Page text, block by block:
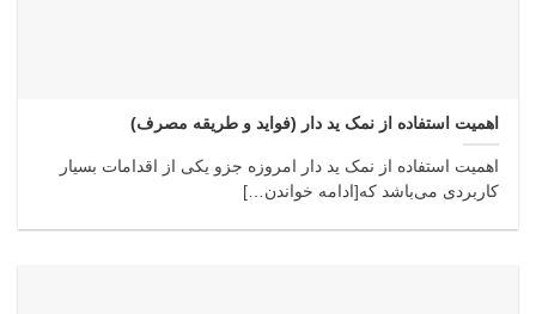
اهمیت استفاده از نمک ید دار (فواید و طریقه مصرف)
اهمیت استفاده از نمک ید دار امروزه جزو یکی از اقدامات بسیار
کاربردی می‌باشد که[ادامه خواندن…]